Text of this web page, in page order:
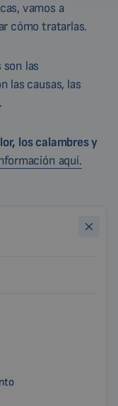
vamos a
cómo tratarlas.
las
las causas, las
los calambres y
aquí.